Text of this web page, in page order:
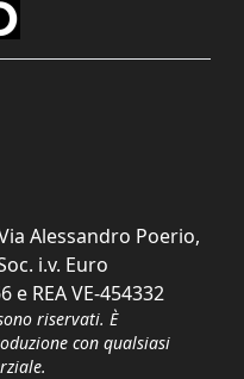
Alessandro Poerio,
i.v. Euro
e REA VE-454332
riservati. È
con qualsiasi